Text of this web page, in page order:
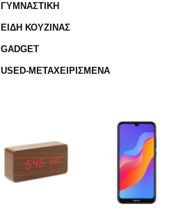
ΓΥΜΝΑΣΤΙΚΗ
ΕΙΔΗ ΚΟΥΖΙΝΑΣ
GADGET
USED-ΜΕΤΑΧΕΙΡΙΣΜΕΝΑ